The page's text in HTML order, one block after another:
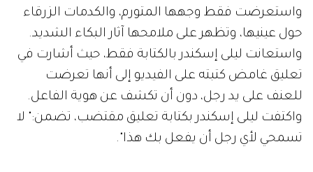
واستعرضت فقط وجهها المتورم، والكدمات الزرقاء
حول عينيها، وتظهر على ملامحها آثار البكاء الشديد.
واستعانت ليلى إسكندر بالكتابة فقط، حيث أشارت في
تعليق غامض كتبته على الفيديو إلى أنها تعرضت
للعنف على يد رجل، دون أن تكشف عن هوية الفاعل.
واكتفت ليلى إسكندر بكتابة تعليق مقتضب، تضمن:" لا
تسمحي لأي رجل أن يفعل بك هذا".